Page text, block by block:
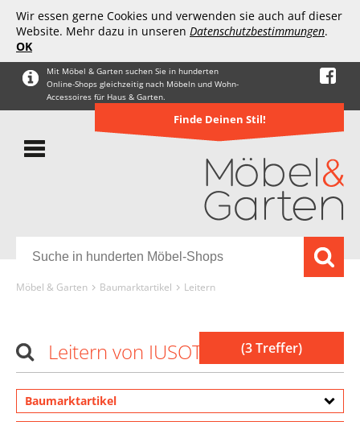
Wir essen gerne Cookies und verwenden sie auch auf dieser
Website. Mehr dazu in unseren Datenschutzbestimmungen.
OK
Mit Möbel & Garten suchen Sie in hunderten
Online-Shops gleichzeitig nach Möbeln und Wohn-
Accessoires für Haus & Garten.
Finde Deinen Stil!
Möbel & Garten Baumarktartikel Leitern
(3 Treffer)
Leitern von IUSOT
Baumarktartikel